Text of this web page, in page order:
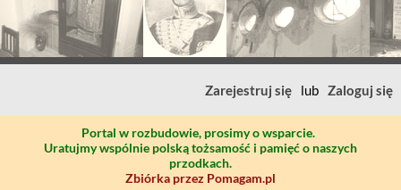
Zarejestruj się lub Zaloguj się
Portal w rozbudowie, prosimy o wsparcie.
Uratujmy wspólnie polską tożsamość i pamięć o naszych
przodkach.
Zbiórka przez Pomagam.pl